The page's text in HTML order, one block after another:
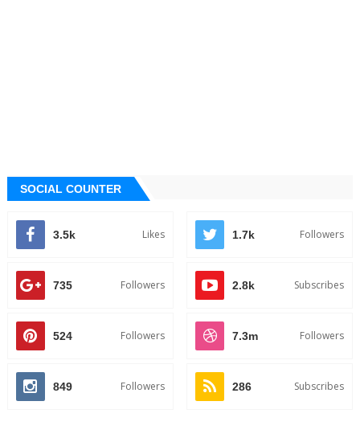
SOCIAL COUNTER
3.5k Likes 1.7k Followers
735 Followers 2.8k Subscribes
524 Followers 7.3m Followers
849 Followers 286 Subscribes